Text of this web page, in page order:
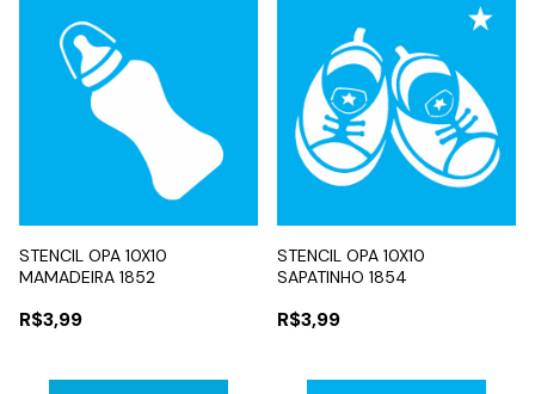
STENCIL OPA 10X10
MAMADEIRA 1852
R$3,99
STENCIL OPA 10X10
SAPATINHO 1854
R$3,99